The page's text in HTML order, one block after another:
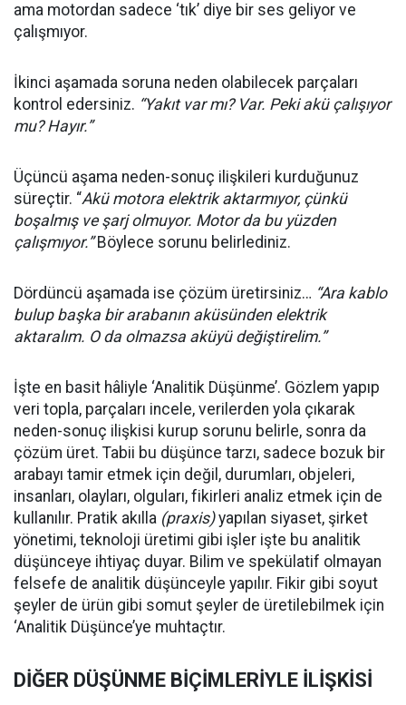
ama motordan sadece ‘tık’ diye bir ses geliyor ve
çalışmıyor.
İkinci aşamada soruna neden olabilecek parçaları
kontrol edersiniz. “Yakıt var mı? Var. Peki akü çalışıyor
mu? Hayır.”
Üçüncü aşama neden-sonuç ilişkileri kurduğunuz
süreçtir. “Akü motora elektrik aktarmıyor, çünkü
boşalmış ve şarj olmuyor. Motor da bu yüzden
çalışmıyor.”Böylece sorunu belirlediniz.
Dördüncü aşamada ise çözüm üretirsiniz… “Ara kablo
bulup başka bir arabanın aküsünden elektrik
aktaralım. O da olmazsa aküyü değiştirelim.”
İşte en basit hâliyle ‘Analitik Düşünme’. Gözlem yapıp
veri topla, parçaları incele, verilerden yola çıkarak
neden-sonuç ilişkisi kurup sorunu belirle, sonra da
çözüm üret. Tabii bu düşünce tarzı, sadece bozuk bir
arabayı tamir etmek için değil, durumları, objeleri,
insanları, olayları, olguları, fikirleri analiz etmek için de
kullanılır. Pratik akılla (praxis)yapılan siyaset, şirket
yönetimi, teknoloji üretimi gibi işler işte bu analitik
düşünceye ihtiyaç duyar. Bilim ve spekülatif olmayan
felsefe de analitik düşünceyle yapılır. Fikir gibi soyut
şeyler de ürün gibi somut şeyler de üretilebilmek için
‘Analitik Düşünce’ye muhtaçtır.
DİĞER DÜŞÜNME BİÇİMLERİYLE İLİŞKİSİ